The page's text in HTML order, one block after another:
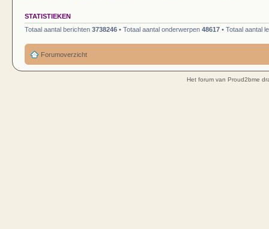
STATISTIEKEN
Totaal aantal berichten 3738246 • Totaal aantal onderwerpen 48617 • Totaal aantal
Forumoverzicht
Het forum van Proud2bme